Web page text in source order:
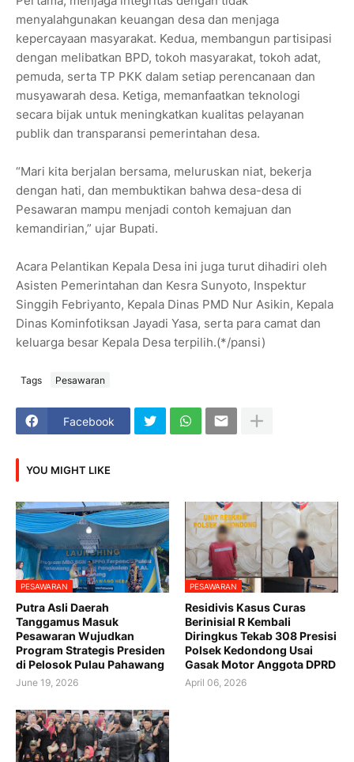
menyalahgunakan keuangan desa dan menjaga
kepercayaan masyarakat. Kedua, membangun partisipasi
dengan melibatkan BPD, tokoh masyarakat, tokoh adat,
pemuda, serta TP PKK dalam setiap perencanaan dan
musyawarah desa. Ketiga, memanfaatkan teknologi
secara bijak untuk meningkatkan kualitas pelayanan
publik dan transparansi pemerintahan desa.
“Mari kita berjalan bersama, meluruskan niat, bekerja
dengan hati, dan membuktikan bahwa desa-desa di
Pesawaran mampu menjadi contoh kemajuan dan
kemandirian,” ujar Bupati.
Acara Pelantikan Kepala Desa ini juga turut dihadiri oleh
Asisten Pemerintahan dan Kesra Sunyoto, Inspektur
Singgih Febriyanto, Kepala Dinas PMD Nur Asikin, Kepala
Dinas Kominfotiksan Jayadi Yasa, serta para camat dan
keluarga besar Kepala Desa terpilih.(*/pansi)
Tags Pesawaran
Facebook
YOU MIGHT LIKE
PESAWARAN
Putra Asli Daerah
Tanggamus Masuk
Pesawaran Wujudkan
Program Strategis Presiden
di Pelosok Pulau Pahawang
June 19, 2026
PESAWARAN
Residivis Kasus Curas
Berinisial R Kembali
Diringkus Tekab 308 Presisi
Polsek Kedondong Usai
Gasak Motor Anggota DPRD
April 06, 2026